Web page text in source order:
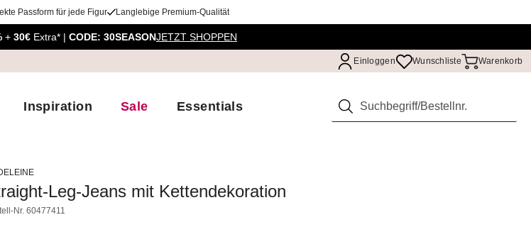
Passform für jede Figur Langlebige Premium-Qualität
+ 30€ Extra* | CODE: 30SEASONJETZT SHOPPEN
Einloggen Wunschliste Warenkorb
Inspiration Sale Essentials Suchen
Leg-Jeans mit Kettendekoration
Nr. 60477411